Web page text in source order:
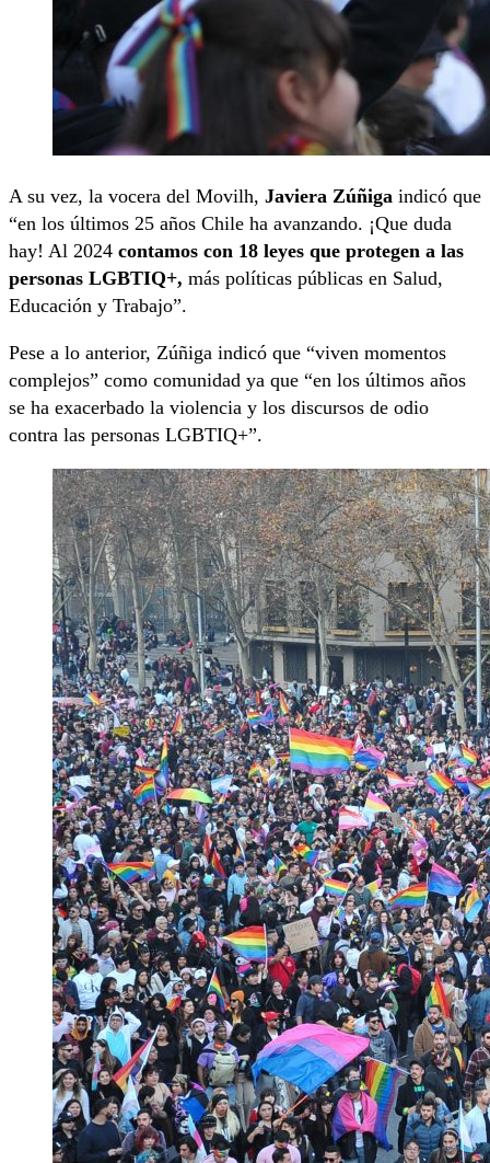
A su vez, la vocera del Movilh, Javiera Zúñiga indicó que
“en los últimos 25 años Chile ha avanzando. ¡Que duda
hay! Al 2024 contamos con 18 leyes que protegen a las
personas LGBTIQ+, más políticas públicas en Salud,
Educación y Trabajo”.
Pese a lo anterior, Zúñiga indicó que “viven momentos
complejos” como comunidad ya que “en los últimos años
se ha exacerbado la violencia y los discursos de odio
contra las personas LGBTIQ+”.